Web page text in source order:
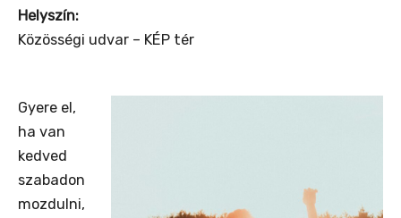
Helyszín:
Közösségi udvar – KÉP tér
Gyere el,
ha van
kedved
szabadon
mozdulni,